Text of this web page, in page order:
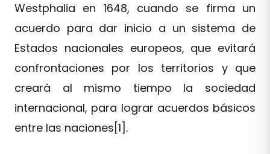
Westphalia en 1648, cuando se firma un
acuerdo para dar inicio a un sistema de
Estados nacionales europeos, que evitará
confrontaciones por los territorios y que
creará al mismo tiempo la sociedad
internacional, para lograr acuerdos básicos
entre las naciones[1].